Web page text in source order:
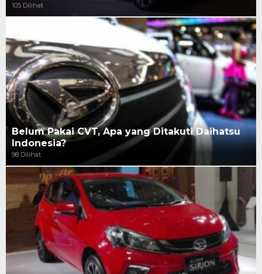
105 Dilihat
Belum Pakai CVT, Apa yang Ditakuti Daihatsu
Indonesia?
98 Dilihat